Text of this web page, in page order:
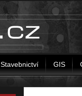
Stavebnictví GIS